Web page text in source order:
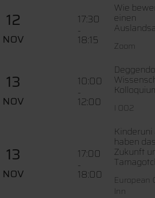
12
NOV
17:30
-
18:15
Wie
einen
Zoom
13
NOV
10:00
-
12:00 I 002
13
NOV
17:00
-
18:00
Kinderuni
haben
Zukunft
European
Inn